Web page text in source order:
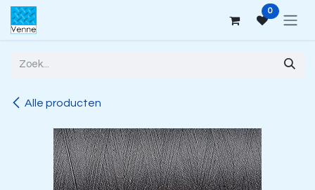
Overslaan naar inhoud 0
Alle producten